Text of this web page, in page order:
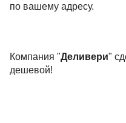
по вашему адресу.
Компания "Деливери"
дешевой!